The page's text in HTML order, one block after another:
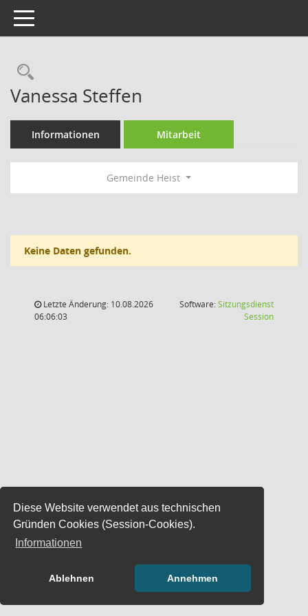
Diese Website verwendet aus technischen
Gründen Cookies (Session-Cookies).
Informationen
Ablehnen Annehmen
Toggle navigation
Rechercheauswahl
Vanessa Steffen
Informationen Mitarbeit
Gemeinde Heist
Keine Daten gefunden.
Letzte Änderung: 10.08.2026
06:06:03
Software:Sitzungsdienst
Session(Wird in